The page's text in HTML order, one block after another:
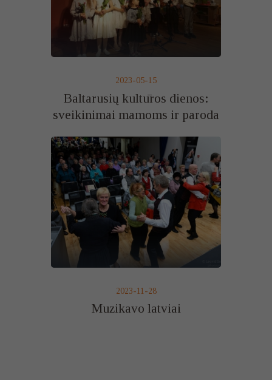
2023-05-15
Baltarusių kultūros dienos:
sveikinimai mamoms ir paroda
2023-11-28
Muzikavo latviai